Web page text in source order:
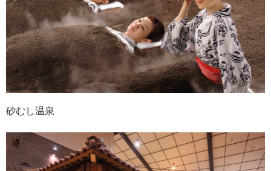
砂むし温泉